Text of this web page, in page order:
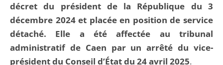
décret du président de la République du 3
décembre 2024 et placée en position de service
détaché. Elle a été affectée au tribunal
administratif de Caen par un arrêté du vice-
président du Conseil d’État du 24 avril 2025.